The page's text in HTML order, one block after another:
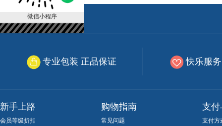
微信小程序
专业包装 正品保证 快乐服
新手上路
会员等级折扣
购物指南
常见问题
支付
支付方